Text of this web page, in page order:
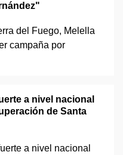
a nivel nacional
de Santa